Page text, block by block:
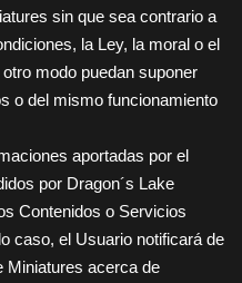
sin que sea contrario a
la Ley, la moral o el
modo puedan suponer
o del mismo funcionamiento
aportadas por el
por Dragon´s Lake
Contenidos o Servicios
caso, el Usuario notificará de
Miniatures acerca de